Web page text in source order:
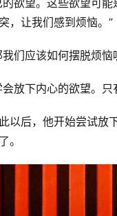
欲望。这些欲望可
，让我们感到烦恼。”
们应该如何摆脱烦恼
放下内心的欲望。
以后，他开始尝试
。